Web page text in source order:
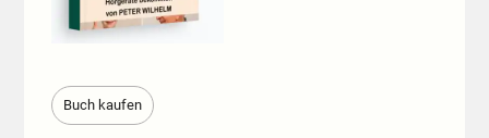
Buch kaufen